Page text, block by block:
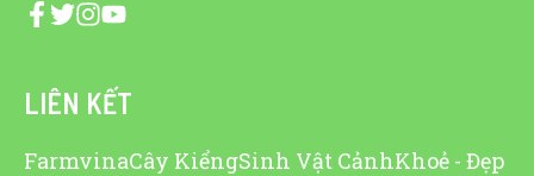
LIÊN KẾT
FarmvinaCây KiểngSinh Vật CảnhKhoẻ - Đẹp